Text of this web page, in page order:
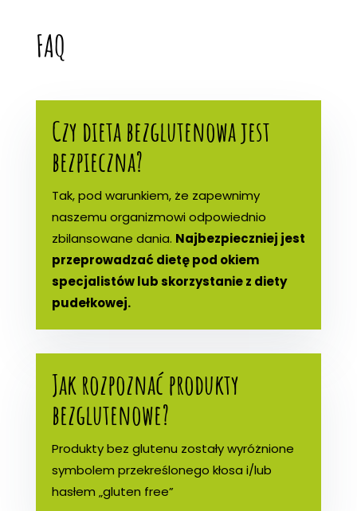
FAQ
Czy dieta bezglutenowa jest
bezpieczna?
Tak, pod warunkiem, że zapewnimy
naszemu organizmowi odpowiednio
zbilansowane dania. Najbezpieczniej jest
przeprowadzać dietę pod okiem
specjalistów lub skorzystanie z diety
pudełkowej.
Jak rozpoznać produkty
bezglutenowe?
Produkty bez glutenu zostały wyróżnione
symbolem przekreślonego kłosa i/lub
hasłem „gluten free”